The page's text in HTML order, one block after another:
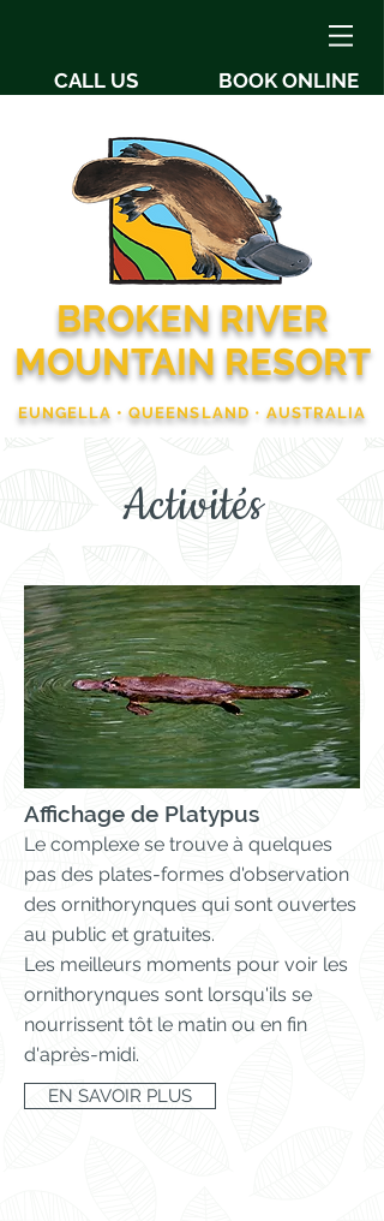
CALL US BOOK ONLINE
BROKEN RIVER
MOUNTAIN RESORT
EUNGELLA • QUEENSLAND • AUSTRALIA
Activités
Affichage de Platypus
Le complexe se trouve à quelques
pas des plates-formes d'observation
des ornithorynques qui sont ouvertes
au public et gratuites.
Les meilleurs moments pour voir les
ornithorynques sont lorsqu'ils se
nourrissent tôt le matin ou en fin
d'après-midi.
EN SAVOIR PLUS